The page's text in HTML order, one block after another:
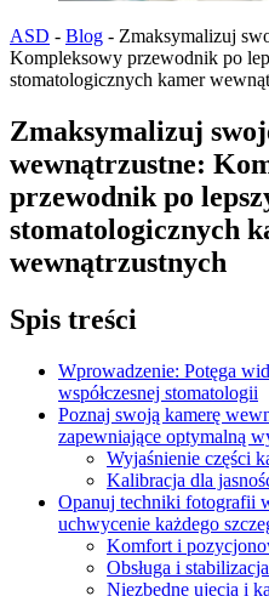
ASD - Blog - Zmaksymalizuj
Kompleksowy przewodnik po
stomatologicznych kamer
Zmaksymalizuj
wewnątrzustne:
przewodnik po
stomatologicznych
wewnątrzustnych
Spis treści
Wprowadzenie: Potęga
współczesnej stomatologii
Poznaj swoją kamerę
zapewniające optymalną
Wyjaśnienie części
Kalibracja dla
Opanuj techniki fotografii
uchwycenie każdego
Komfort i
Obsługa i
Niezbędne ujęcia i